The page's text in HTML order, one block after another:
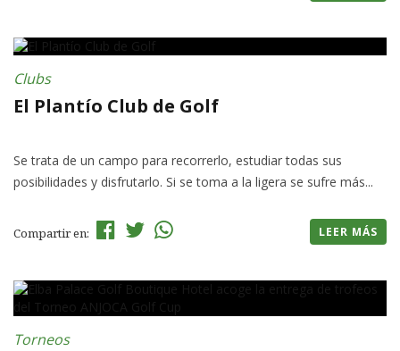
Clubs
El Plantío Club de Golf
Se trata de un campo para recorrerlo, estudiar todas sus
posibilidades y disfrutarlo. Si se toma a la ligera se sufre más...
Compartir en: LEER MÁS
Torneos